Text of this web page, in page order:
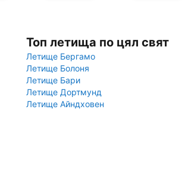
Топ летища по цял свят
Летище Бергамо
Летище Болоня
Летище Бари
Летище Дортмунд
Летище Айндховен